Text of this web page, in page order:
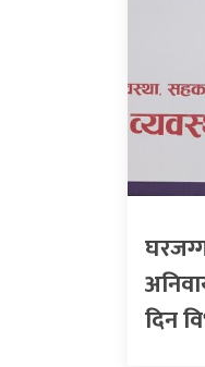
दिन